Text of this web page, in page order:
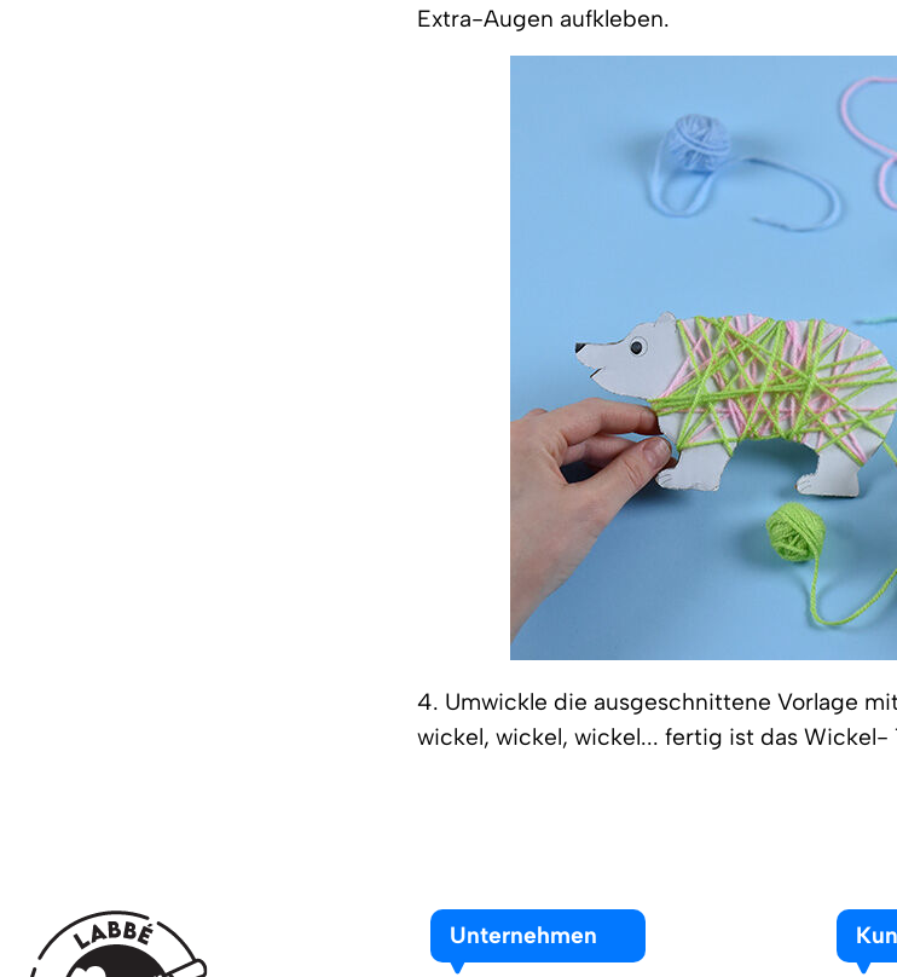
Extra-Augen aufkleben.
4. Umwickle die ausgeschnittene Vorlage
wickel, wickel, wickel... fertig ist das Wickel-
Unternehmen